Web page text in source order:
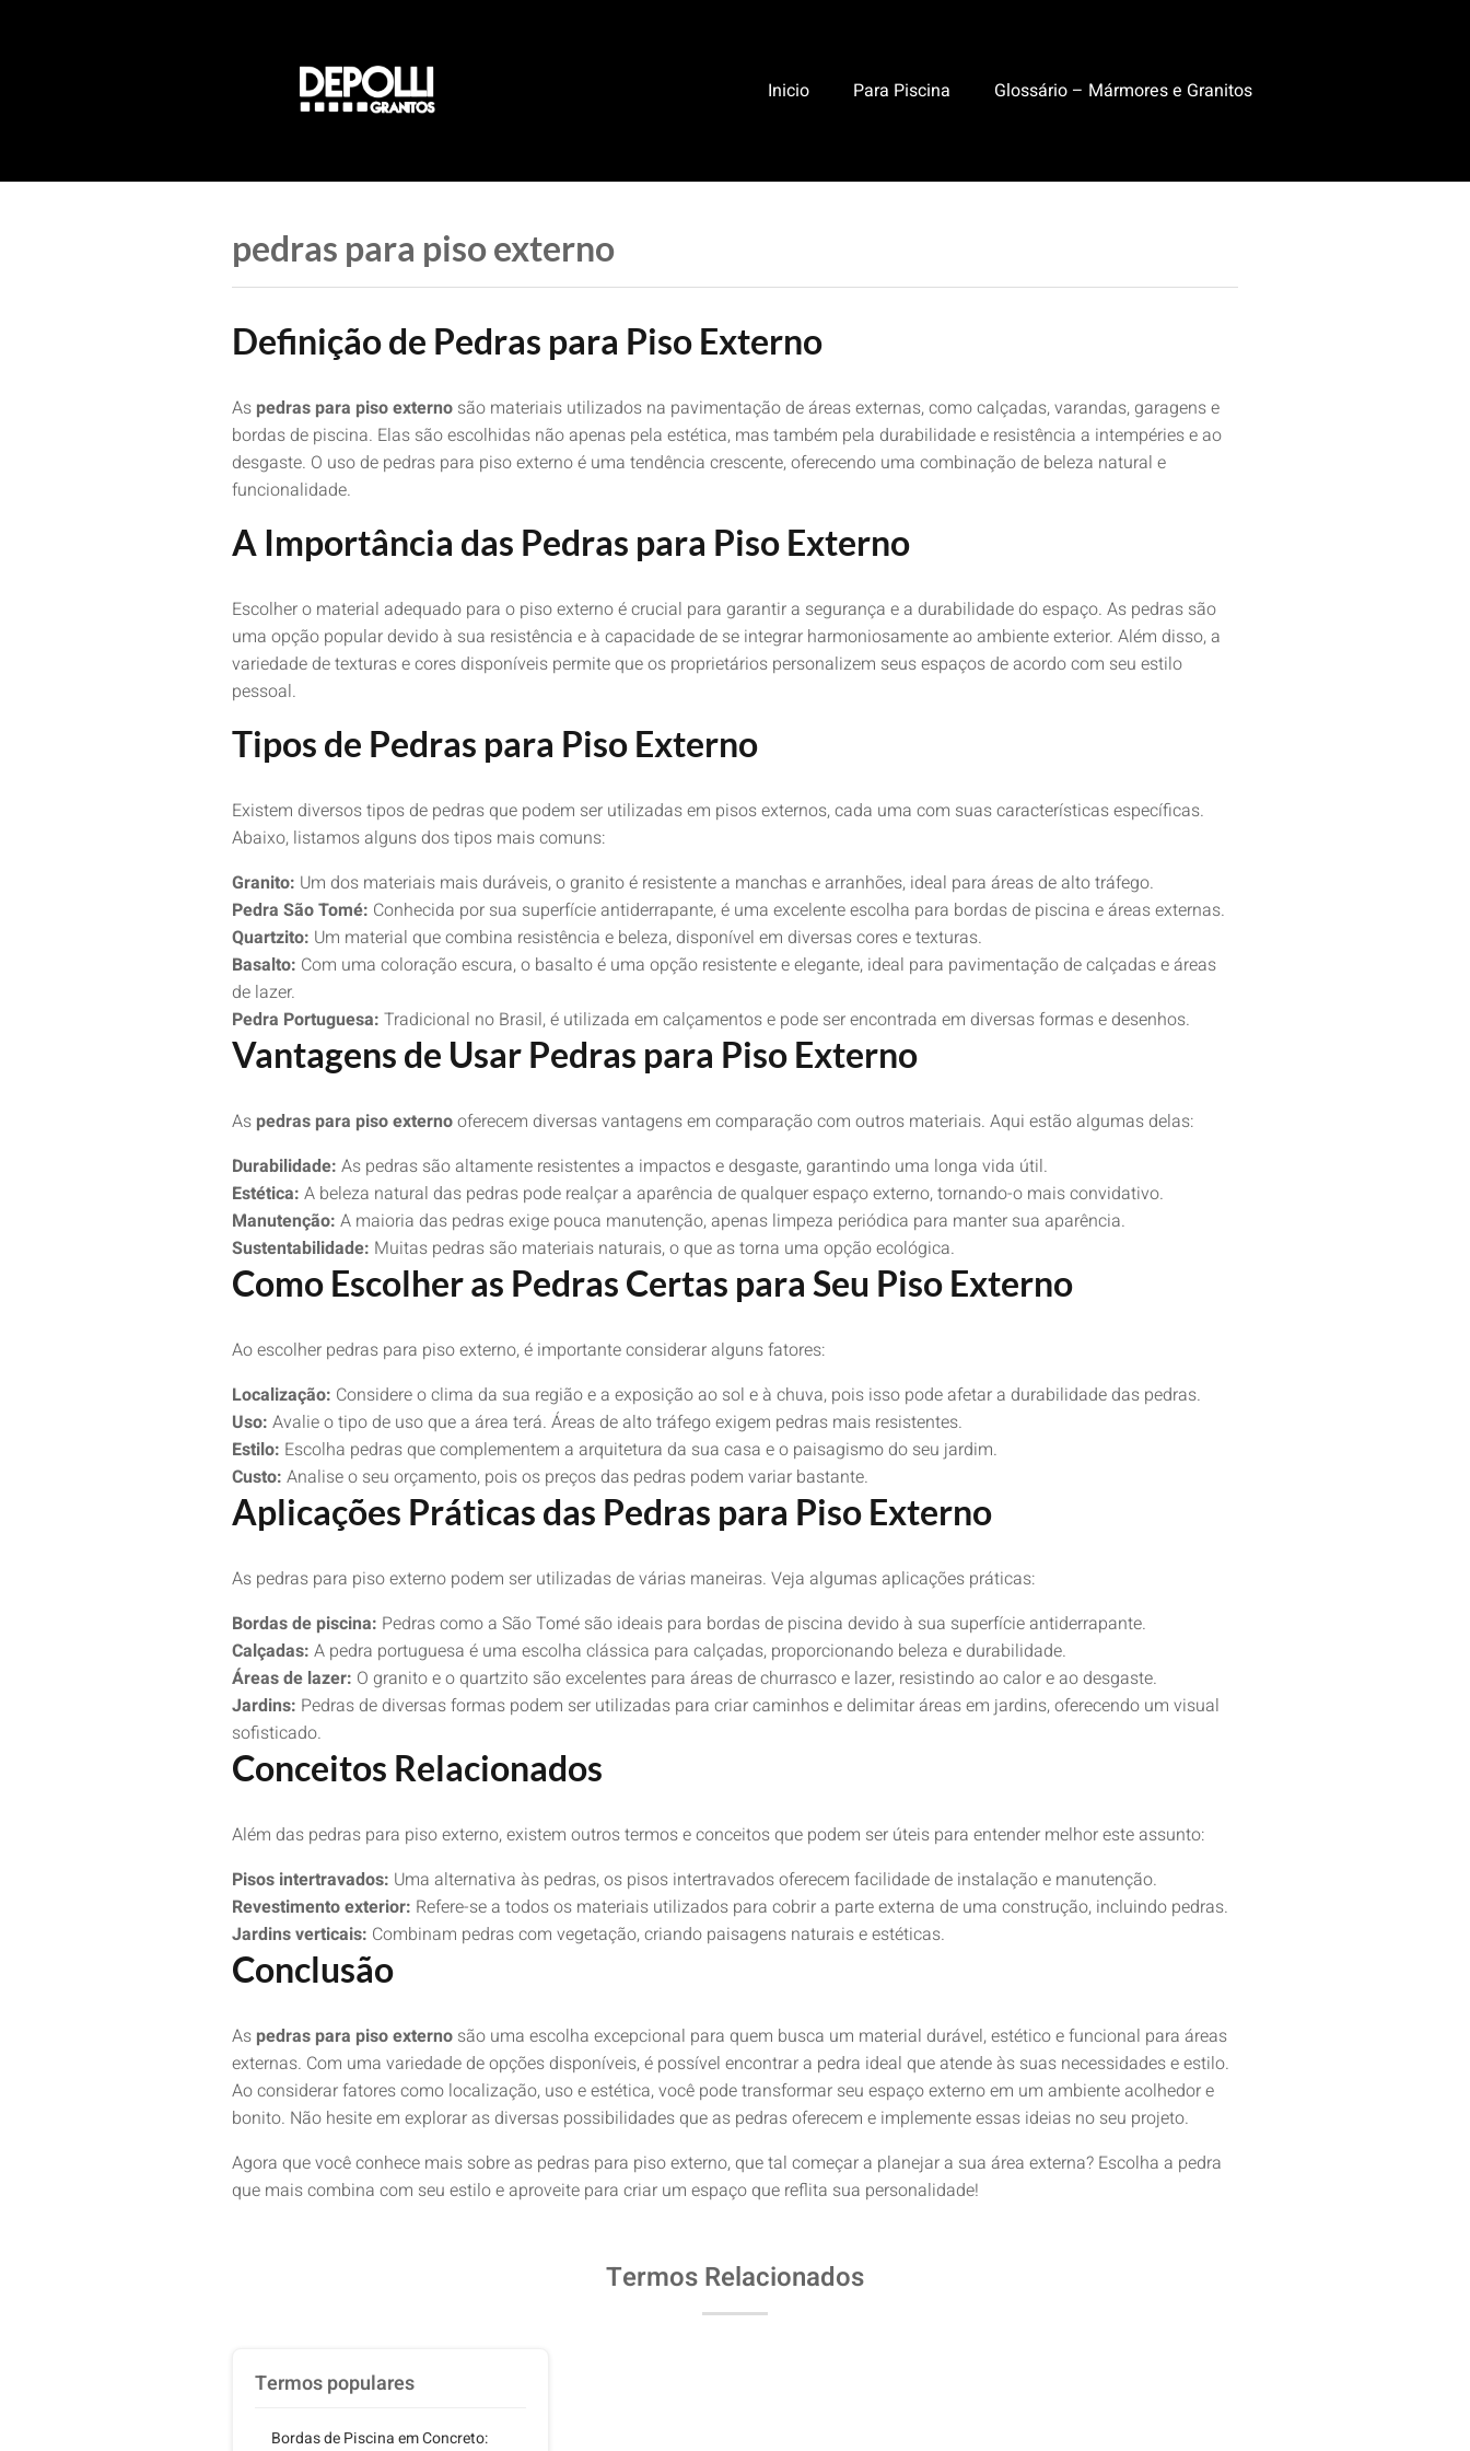
Inicio Para Piscina Glossário – Mármores e Granitos
pedras para piso externo
Definição de Pedras para Piso Externo
As pedras para piso externo são materiais utilizados na pavimentação de áreas externas, como calçadas, varandas, garagens e
bordas de piscina. Elas são escolhidas não apenas pela estética, mas também pela durabilidade e resistência a intempéries e ao
desgaste. O uso de pedras para piso externo é uma tendência crescente, oferecendo uma combinação de beleza natural e
funcionalidade.
A Importância das Pedras para Piso Externo
Escolher o material adequado para o piso externo é crucial para garantir a segurança e a durabilidade do espaço. As pedras são
uma opção popular devido à sua resistência e à capacidade de se integrar harmoniosamente ao ambiente exterior. Além disso, a
variedade de texturas e cores disponíveis permite que os proprietários personalizem seus espaços de acordo com seu estilo
pessoal.
Tipos de Pedras para Piso Externo
Existem diversos tipos de pedras que podem ser utilizadas em pisos externos, cada uma com suas características específicas.
Abaixo, listamos alguns dos tipos mais comuns:
Granito: Um dos materiais mais duráveis, o granito é resistente a manchas e arranhões, ideal para áreas de alto tráfego.
Pedra São Tomé: Conhecida por sua superfície antiderrapante, é uma excelente escolha para bordas de piscina e áreas externas.
Quartzito: Um material que combina resistência e beleza, disponível em diversas cores e texturas.
Basalto: Com uma coloração escura, o basalto é uma opção resistente e elegante, ideal para pavimentação de calçadas e áreas
de lazer.
Pedra Portuguesa: Tradicional no Brasil, é utilizada em calçamentos e pode ser encontrada em diversas formas e desenhos.
Vantagens de Usar Pedras para Piso Externo
As pedras para piso externooferecem diversas vantagens em comparação com outros materiais. Aqui estão algumas delas:
Durabilidade: As pedras são altamente resistentes a impactos e desgaste, garantindo uma longa vida útil.
Estética: A beleza natural das pedras pode realçar a aparência de qualquer espaço externo, tornando-o mais convidativo.
Manutenção: A maioria das pedras exige pouca manutenção, apenas limpeza periódica para manter sua aparência.
Sustentabilidade: Muitas pedras são materiais naturais, o que as torna uma opção ecológica.
Como Escolher as Pedras Certas para Seu Piso Externo
Ao escolher pedras para piso externo, é importante considerar alguns fatores:
Localização: Considere o clima da sua região e a exposição ao sol e à chuva, pois isso pode afetar a durabilidade das pedras.
Uso: Avalie o tipo de uso que a área terá. Áreas de alto tráfego exigem pedras mais resistentes.
Estilo: Escolha pedras que complementem a arquitetura da sua casa e o paisagismo do seu jardim.
Custo: Analise o seu orçamento, pois os preços das pedras podem variar bastante.
Aplicações Práticas das Pedras para Piso Externo
As pedras para piso externo podem ser utilizadas de várias maneiras. Veja algumas aplicações práticas:
Bordas de piscina: Pedras como a São Tomé são ideais para bordas de piscina devido à sua superfície antiderrapante.
Calçadas: A pedra portuguesa é uma escolha clássica para calçadas, proporcionando beleza e durabilidade.
Áreas de lazer: O granito e o quartzito são excelentes para áreas de churrasco e lazer, resistindo ao calor e ao desgaste.
Jardins: Pedras de diversas formas podem ser utilizadas para criar caminhos e delimitar áreas em jardins, oferecendo um visual
sofisticado.
Conceitos Relacionados
Além das pedras para piso externo, existem outros termos e conceitos que podem ser úteis para entender melhor este assunto:
Pisos intertravados: Uma alternativa às pedras, os pisos intertravados oferecem facilidade de instalação e manutenção.
Revestimento exterior: Refere-se a todos os materiais utilizados para cobrir a parte externa de uma construção, incluindo pedras.
Jardins verticais: Combinam pedras com vegetação, criando paisagens naturais e estéticas.
Conclusão
As pedras para piso externo são uma escolha excepcional para quem busca um material durável, estético e funcional para áreas
externas. Com uma variedade de opções disponíveis, é possível encontrar a pedra ideal que atende às suas necessidades e estilo.
Ao considerar fatores como localização, uso e estética, você pode transformar seu espaço externo em um ambiente acolhedor e
bonito. Não hesite em explorar as diversas possibilidades que as pedras oferecem e implemente essas ideias no seu projeto.
Agora que você conhece mais sobre as pedras para piso externo, que tal começar a planejar a sua área externa? Escolha a pedra
que mais combina com seu estilo e aproveite para criar um espaço que reflita sua personalidade!
Termos Relacionados
Termos populares
Bordas de Piscina em Concreto: